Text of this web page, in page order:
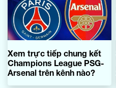
Xem trực tiếp chung kết
Champions League PSG-
Arsenal trên kênh nào?